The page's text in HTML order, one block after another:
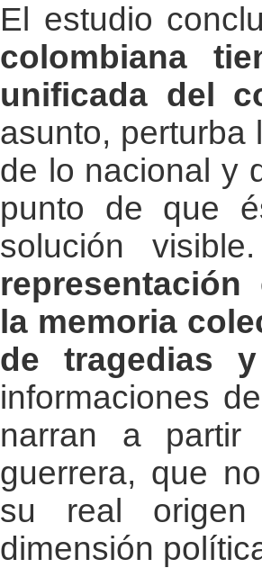
El estudio
colombiana
unificada del
asunto, perturba
de lo nacional y
punto de que
solución
la memoria
de tragedias
informaciones
narran a partir
guerrera, que
su real
dimensión